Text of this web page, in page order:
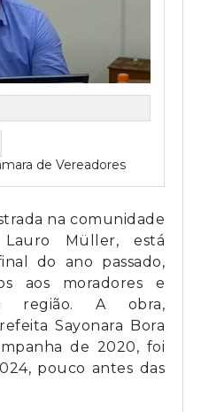
de Vereadores
na comunidade
Müller, está
do ano passado,
aos moradores e
região. A obra,
Sayonara Bora
de 2020, foi
pouco antes das